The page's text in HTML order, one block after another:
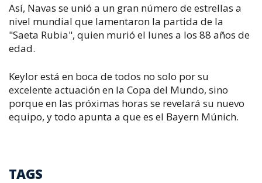
Así, Navas se unió a un gran número de estrellas a
nivel mundial que lamentaron la partida de la
"Saeta Rubia", quien murió el lunes a los 88 años de
edad.
Keylor está en boca de todos no solo por su
excelente actuación en la Copa del Mundo, sino
porque en las próximas horas se revelará su nuevo
equipo, y todo apunta a que es el Bayern Múnich.
TAGS